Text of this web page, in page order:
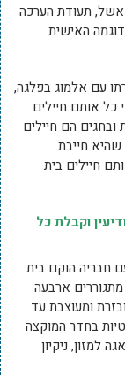
אשל, תעודת הערכה
האישית
עם אלמוג בפלגה,
כל אותם חיילים
הם חיילים
חייבת
חיילים בית
וקבלת כל
חבריה הוקם בית
במודיעין במרץ 2015. בבית מתגוררים ארבעה
ומעוצבת עד
בחדר המוקצה
למזון, ניקיון